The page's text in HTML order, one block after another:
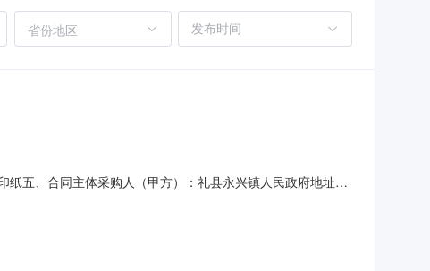
省份地区
五、合同主体采购人（甲方）：礼县永兴镇人民政府地址：
元合同金额：0.123000万元履约期